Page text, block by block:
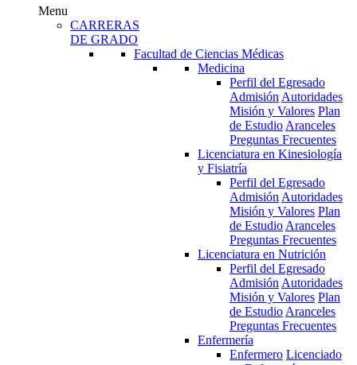
Menu
CARRERAS
DE GRADO
Facultad de Ciencias Médicas
Medicina
Perfil del Egresado
Admisión Autoridades
Misión y Valores Plan
de Estudio Aranceles
Preguntas Frecuentes
Licenciatura en Kinesiología
y Fisiatría
Perfil del Egresado
Admisión Autoridades
Misión y Valores Plan
de Estudio Aranceles
Preguntas Frecuentes
Licenciatura en Nutrición
Perfil del Egresado
Admisión Autoridades
Misión y Valores Plan
de Estudio Aranceles
Preguntas Frecuentes
Enfermería
Enfermero Licenciado